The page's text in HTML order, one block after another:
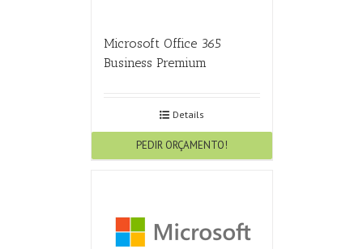
Microsoft Office 365
Business Premium
Details
PEDIR ORÇAMENTO!